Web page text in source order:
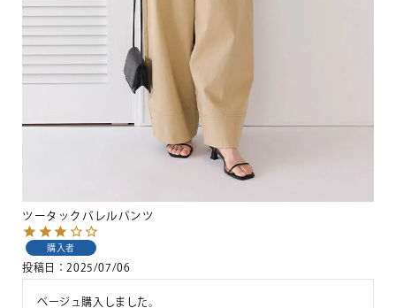
ツータックバレルパンツ
購入者
投稿日 2025/07/06
ベージュ購入しました。